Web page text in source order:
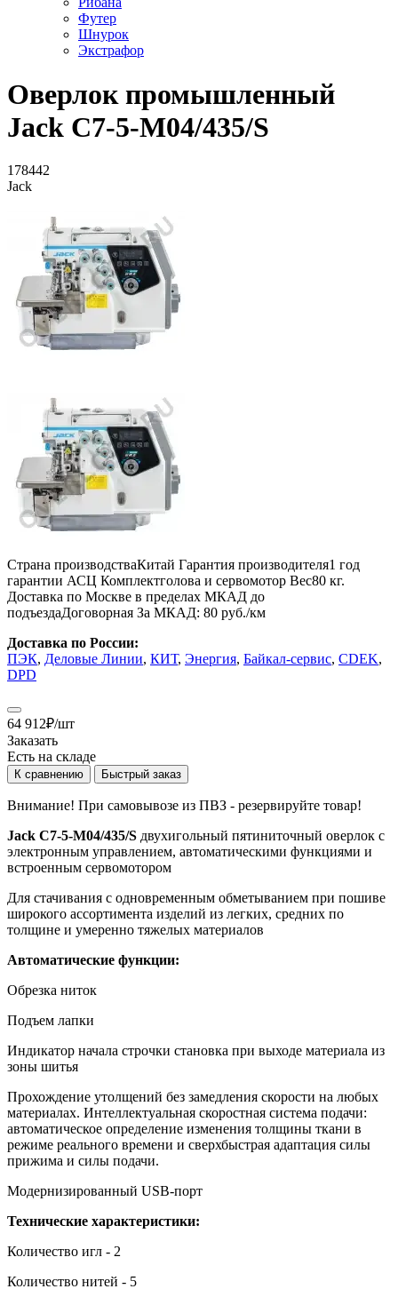
Футер
Шнурок
Экстрафор
Оверлок промышленный
Jack C7-5-М04/435/S
178442
Jack
Страна производстваКитай Гарантия производителя1 год
гарантии АСЦ Комплектголова и сервомотор Вес80 кг.
Доставка по Москве в пределах МКАД до
подъездаДоговорная За МКАД: 80 руб./км
Доставка по России:
ПЭК, Деловые Линии, КИТ, Энергия, Байкал-сервис, CDEK,
DPD
64 912₽/шт
Заказать
Есть на складе
К сравнению Быстрый заказ
Внимание! При самовывозе из ПВЗ - резервируйте товар!
Jack C7-5-М04/435/S двухигольный пятиниточный оверлок с
электронным управлением, автоматическими функциями и
встроенным сервомотором
Для стачивания с одновременным обметыванием при пошиве
широкого ассортимента изделий из легких, средних по
толщине и умеренно тяжелых материалов
Автоматические функции:
Обрезка ниток
Подъем лапки
Индикатор начала строчки становка при выходе материала из
зоны шитья
Прохождение утолщений без замедления скорости на любых
материалах. Интеллектуальная скоростная система подачи:
автоматическое определение изменения толщины ткани в
режиме реального времени и сверхбыстрая адаптация силы
прижима и силы подачи.
Модернизированный USB-порт
Технические характеристики:
Количество игл - 2
Количество нитей - 5